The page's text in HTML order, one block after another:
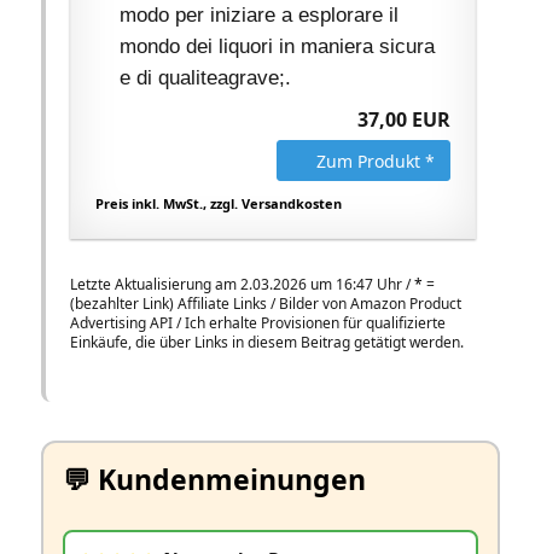
modo per iniziare a esplorare il
mondo dei liquori in maniera sicura
e di qualiteagrave;.
37,00 EUR
Zum Produkt *
Preis inkl. MwSt., zzgl. Versandkosten
Letzte Aktualisierung am 2.03.2026 um 16:47 Uhr /* =
(bezahlter Link) Affiliate Links / Bilder von Amazon Product
Advertising API / Ich erhalte Provisionen für qualifizierte
Einkäufe, die über Links in diesem Beitrag getätigt werden.
💬 Kundenmeinungen